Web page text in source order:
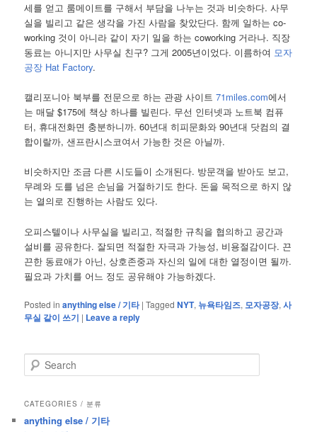
세를 얻고 룸메이트를 구해서 부담을 나누는 것과 비슷하다. 사무
실을 빌리고 같은 생각을 가진 사람을 찾았단다. 함께 일하는 co-
working 것이 아니라 같이 자기 일을 하는 coworking 거라나. 직장
동료는 아니지만 사무실 친구? 그게 2005년이었다. 이름하여 모자
공장 Hat Factory.
캘리포니아 북부를 전문으로 하는 관광 사이트71miles.com에서
는 매달 $175에 책상 하나를 빌린다. 무선 인터넷과 노트북 컴퓨
터, 휴대전화면 충분하니까. 60년대 히피문화와 90년대 닷컴의 결
합이랄까, 샌프란시스코여서 가능한 것은 아닐까.
비슷하지만 조금 다른 시도들이 소개된다. 방문객을 받아도 보고,
무례와 도를 넘은 손님을 거절하기도 한다. 돈을 목적으로 하지 않
는 열의로 진행하는 사람도 있다.
오피스텔이나 사무실을 빌리고, 적절한 규칙을 협의하고 공간과
설비를 공유한다. 잘되면 적절한 자극과 가능성, 비용절감이다. 끈
끈한 동료애가 아닌, 상호존중과 자신의 일에 대한 열정이면 될까.
필요과 가치를 어느 정도 공유해야 가능하겠다.
Posted in anything else / 기타 |Tagged NYT, 뉴욕타임즈, 모자공장,사
무실 같이 쓰기 | Leave a reply
e
r
h
CATEGORIES / 분류
anything else / 기타